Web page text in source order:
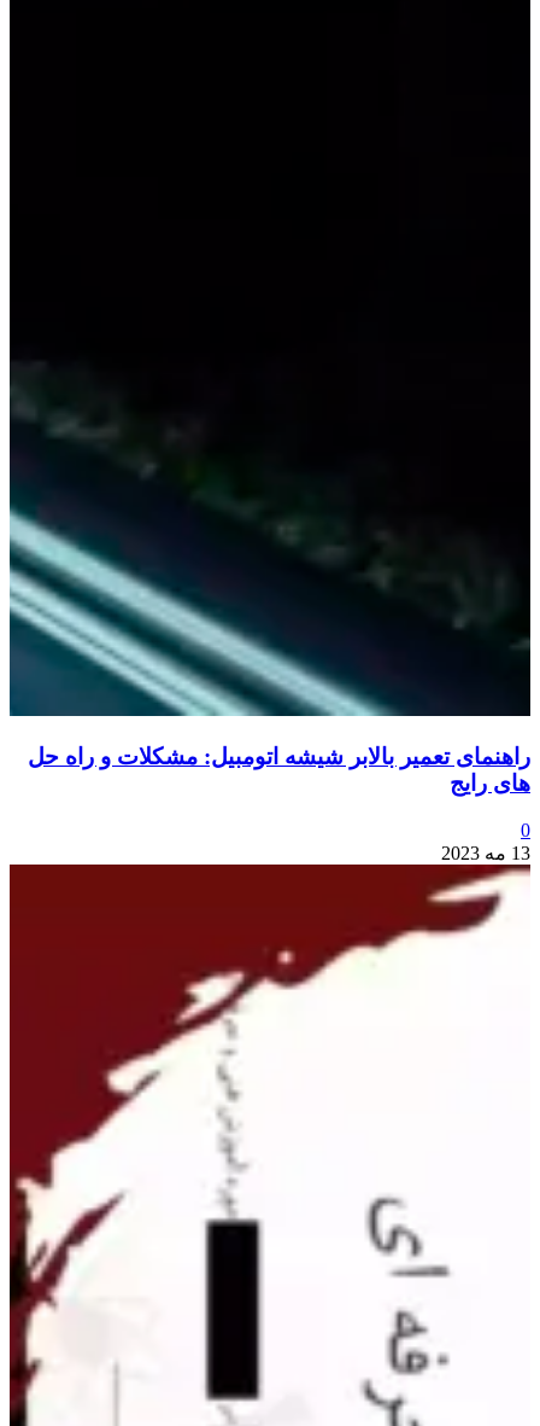
راهنمای تعمیر بالابر شیشه اتومبیل: مشکلات و راه حل
های رایج
0
13 مه 2023